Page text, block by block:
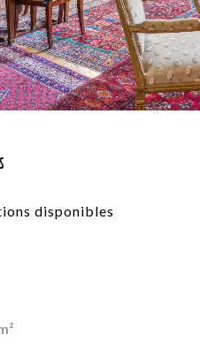
disponibles